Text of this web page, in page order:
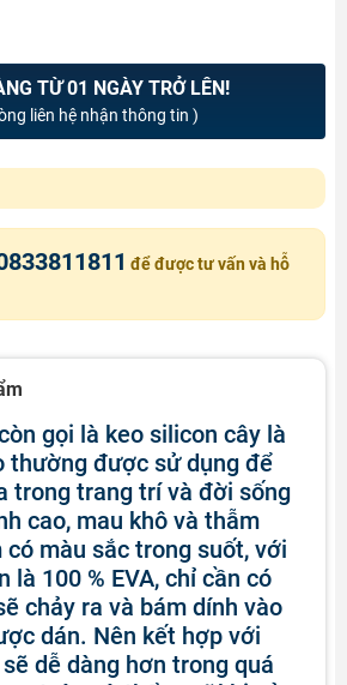
TỪ 01 NGÀY TRỞ LÊN!
liên hệ nhận thông tin )
để được tư vấn và hỗ
gọi là keo silicon cây là
thường được sử dụng để
trong trang trí và đời sống
cao, mau khô và thẫm
có màu sắc trong suốt, với
là 100 % EVA, chỉ cần có
chảy ra và bám dính vào
dán. Nên kết hợp với
dễ dàng hơn trong quá